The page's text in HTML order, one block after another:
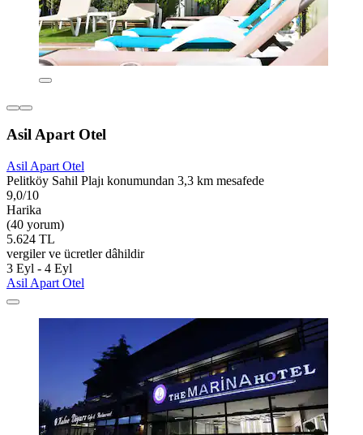
Asil Apart Otel
Asil Apart Otel
Pelitköy Sahil Plajı konumundan 3,3 km mesafede
9,0/10
Harika
(40 yorum)
5.624 TL
vergiler ve ücretler dâhildir
3 Eyl - 4 Eyl
Asil Apart Otel